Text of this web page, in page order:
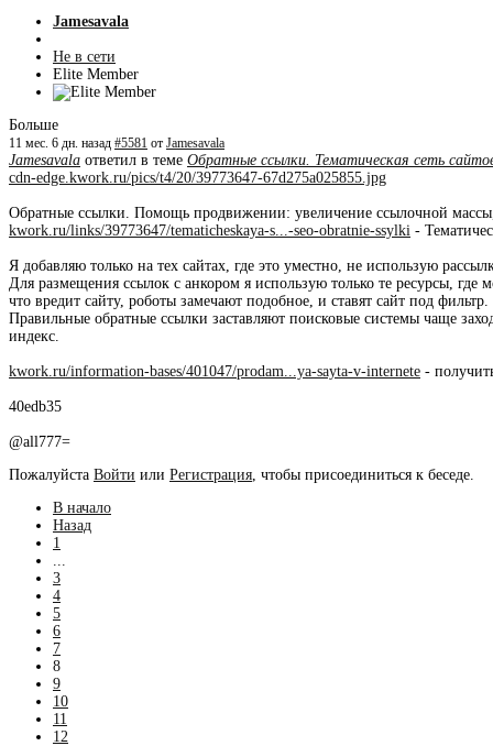
Jamesavala
Не в сети
Elite Member
Больше
11 мес. 6 дн. назад #5581 от Jamesavala
Jamesavala ответил в теме Обратные ссылки. Тематическая сеть
cdn-edge.kwork.ru/pics/t4/20/39773647-67d275a025855.jpg
Обратные ссылки. Помощь продвижении: увеличение ссылочной
kwork.ru/links/39773647/tematicheskaya-s...-seo-obratnie-ssylki -
Я добавляю только на тех сайтах, где это уместно, не использую
Для размещения ссылок с анкором я использую только те ресурсы,
что вредит сайту, роботы замечают подобное, и ставят сайт под фильтр.
Правильные обратные ссылки заставляют поисковые системы чаще
индекс.
kwork.ru/information-bases/401047/prodam...ya-sayta-v-internete -
40edb35
@all777=
Пожалуйста Войти или Регистрация , чтобы присоединиться к беседе.
В начало
Назад
1
3
4
5
6
7
8
9
10
11
12